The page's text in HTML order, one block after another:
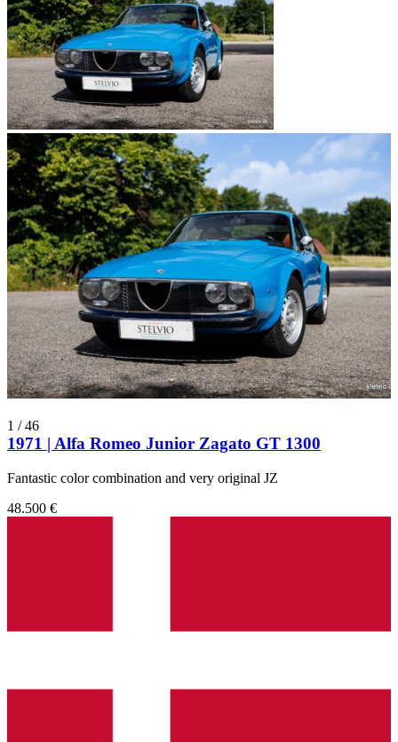
1 /46
1971 | Alfa Romeo Junior Zagato GT 1300
Fantastic color combination and very original JZ
48.500 €